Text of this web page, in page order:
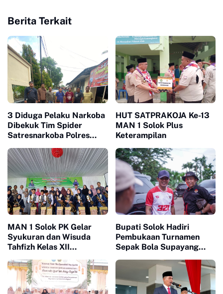
Berita Terkait
3 Diduga Pelaku Narkoba
Dibekuk Tim Spider
Satresnarkoba Polres
HUT SATPRAKOJA Ke-13
MAN 1 Solok Plus
Keterampilan
MAN 1 Solok PK Gelar
Syukuran dan Wisuda
Tahfizh Kelas XII
Pegawai Pindah Tugas dan
Purna Bakti
Bupati Solok Hadiri
Pembukaan Turnamen
Sepak Bola Supayang